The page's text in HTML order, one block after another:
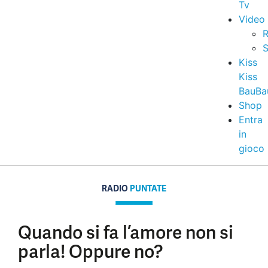
Tv
Video
Kiss
Kiss
Shop
Entra
in
gioco
RADIO PUNTATE
Quando si fa l’amore non si
parla! Oppure no?